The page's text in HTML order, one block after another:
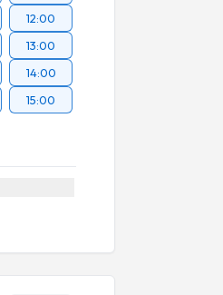
12:00
13:00
14:00
15:00